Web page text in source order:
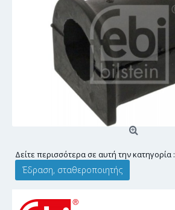
Δείτε περισσότερα σε αυτή την κατηγορία :
Έδραση, σταθεροποιητής